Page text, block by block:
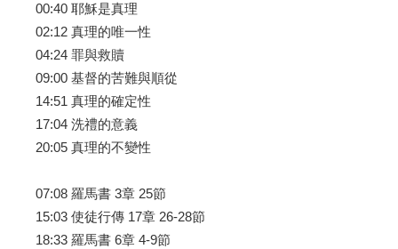
00:40 耶穌是真理
02:12 真理的唯一性
04:24 罪與救贖
09:00 基督的苦難與順從
14:51 真理的確定性
17:04 洗禮的意義
20:05 真理的不變性
07:08 羅馬書 3章 25節
15:03 使徒行傳 17章 26-28節
18:33 羅馬書 6章 4-9節